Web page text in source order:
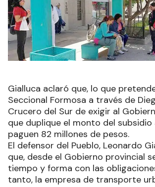
Gialluca aclaró que, lo que
Seccional Formosa a través de
Crucero del Sur de exigir al
que duplique el monto del
paguen 82 millones de pesos.
El defensor del Pueblo, Leonardo
que, desde el Gobierno provincial
tiempo y forma con las
tanto, la empresa de transporte